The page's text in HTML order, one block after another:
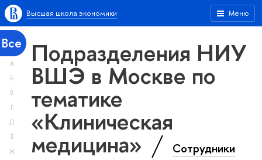
Меню
Высшая школа экономики
Все
А
Б
В
Г
Д
Е
Ж
Подразделения НИУ
ВШЭ в Москве по
тематике
«Клиническая
медицина» Сотрудники